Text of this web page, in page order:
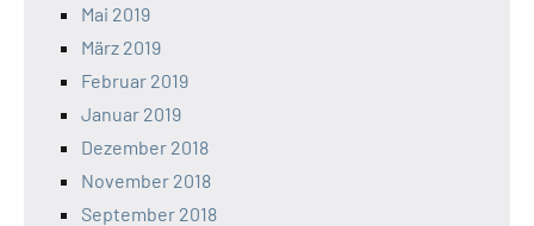
Mai 2019
März 2019
Februar 2019
Januar 2019
Dezember 2018
November 2018
September 2018